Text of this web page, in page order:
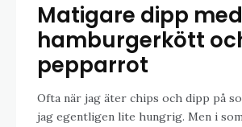
Matigare dipp med
hamburgerkött
pepparrot
Ofta när jag äter chips och dipp på
jag egentligen lite hungrig. Men i